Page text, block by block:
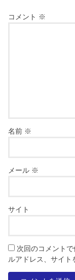
コメント ※
名前 ※
メール ※
サイト
次回のコメント
ルアドレス、サイト